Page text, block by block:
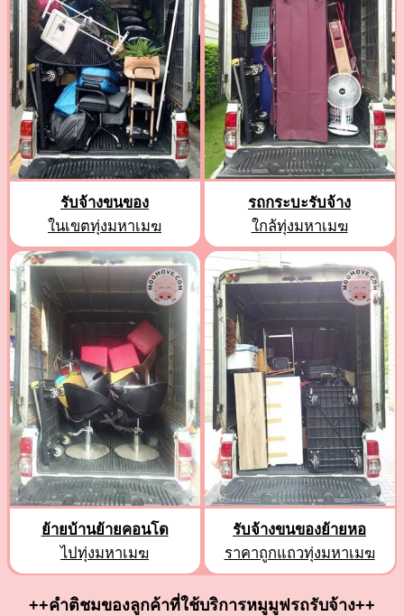
รับจ้างขนของ
ในเขตทุ่งมหาเมฆ
รถกระบะรับจ้าง
ใกล้ทุ่งมหาเมฆ
ย้ายบ้านย้ายคอนโด
ไปทุ่งมหาเมฆ
รับจ้างขนของย้ายหอ
ราคาถูกแถวทุ่งมหาเมฆ
++คำติชมของลูกค้าที่ใช้บริการหมูมูฟรถรับจ้าง++